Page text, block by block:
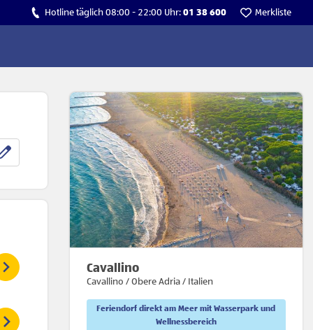
Hotline täglich 08:00 - 22:00 Uhr: 01 38 600 Merkliste
Cavallino
Cavallino / Obere Adria / Italien
Feriendorf direkt am Meer mit Wasserpark und
Wellnessbereich
ab € 600,-